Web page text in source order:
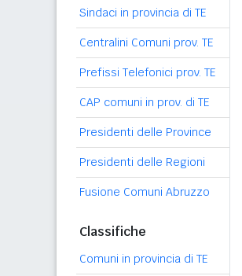
Sindaci in provincia di TE
Centralini Comuni prov. TE
Prefissi Telefonici prov. TE
CAP comuni in prov. di TE
Presidenti delle Province
Presidenti delle Regioni
Fusione Comuni Abruzzo
Classifiche
Comuni in provincia di TE